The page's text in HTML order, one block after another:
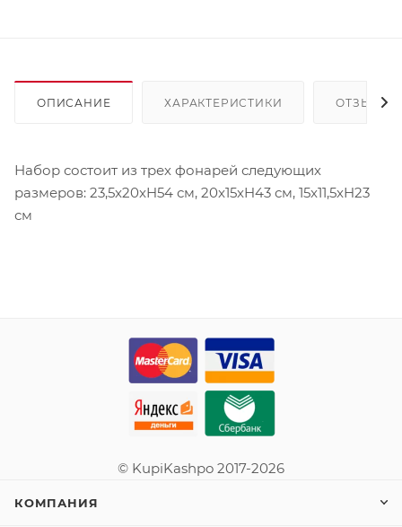
ОПИСАНИЕ ХАРАКТЕРИСТИКИ ОТЗЫВЫ
Набор состоит из трех фонарей следующих
размеров: 23,5x20xH54 см, 20x15xH43 см, 15x11,5xH23
см
© KupiKashpo 2017-2026
КОМПАНИЯ